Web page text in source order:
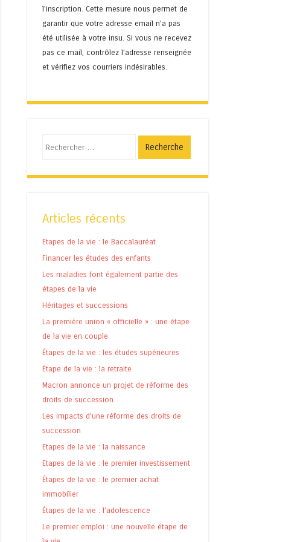
l'inscription. Cette mesure nous permet de
garantir que votre adresse email n’a pas
été utilisée à votre insu. Si vous ne recevez
pas ce mail, contrôlez l’adresse renseignée
et vérifiez vos courriers indésirables.
Articles récents
Etapes de la vie : le Baccalauréat
Financer les études des enfants
Les maladies font également partie des
étapes de la vie
Héritages et successions
La première union « officielle » : une étape
de la vie en couple
Étapes de la vie : les études supérieures
Étape de la vie : la retraite
Macron annonce un projet de réforme des
droits de succession
Les impacts d’une réforme des droits de
succession
Etapes de la vie : la naissance
Etapes de la vie : le premier investissement
Étapes de la vie : le premier achat
immobilier
Étapes de la vie : l’adolescence
Le premier emploi : une nouvelle étape de